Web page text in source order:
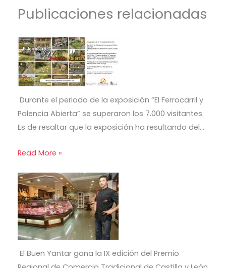
Publicaciones relacionadas
Durante el periodo de la exposición “El Ferrocarril y
Palencia Abierta” se superaron los 7.000 visitantes.
Es de resaltar que la exposición ha resultando del…
Read More »
El Buen Yantar gana la IX edición del Premio